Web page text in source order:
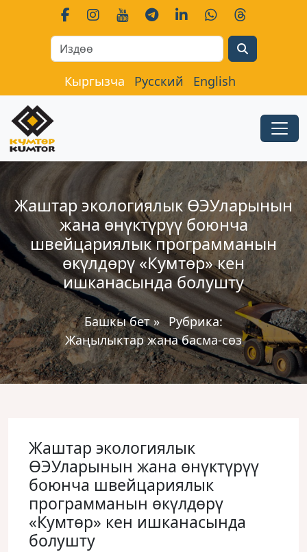
Кыргызча Русский English
Жаштар экологиялык ӨЭУларынын
жана өнүктүрүү боюнча
швейцариялык программанын
өкүлдөрү «Кумтөр» кен
ишканасында болушту
Башкы бет» Рубрика:
Жаңылыктар жана басма-сөз
Жаштар экологиялык
ӨЭУларынын жана өнүктүрүү
боюнча швейцариялык
программанын өкүлдөрү
«Кумтөр» кен ишканасында
болушту